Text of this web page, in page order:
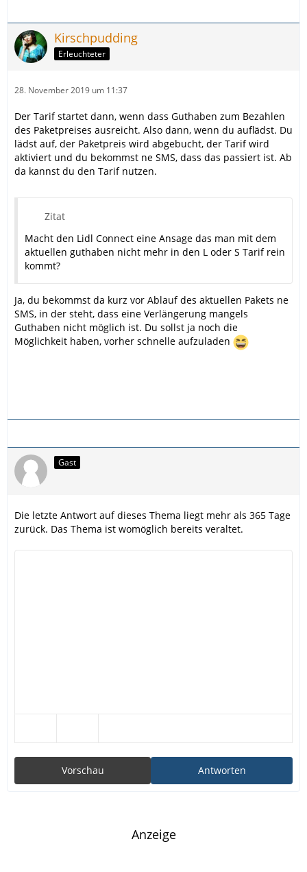
Kirschpudding
Erleuchteter
28. November 2019 um 11:37
Der Tarif startet dann, wenn dass Guthaben zum Bezahlen
des Paketpreises ausreicht. Also dann, wenn du auflädst. Du
lädst auf, der Paketpreis wird abgebucht, der Tarif wird
aktiviert und du bekommst ne SMS, dass das passiert ist. Ab
da kannst du den Tarif nutzen.
Zitat
Macht den Lidl Connect eine Ansage das man mit dem
aktuellen guthaben nicht mehr in den L oder S Tarif rein
kommt?
Ja, du bekommst da kurz vor Ablauf des aktuellen Pakets ne
SMS, in der steht, dass eine Verlängerung mangels
Guthaben nicht möglich ist. Du sollst ja noch die
Möglichkeit haben, vorher schnelle aufzuladen
Gast
Die letzte Antwort auf dieses Thema liegt mehr als 365 Tage
zurück. Das Thema ist womöglich bereits veraltet.
Antworten
Vorschau
Anzeige